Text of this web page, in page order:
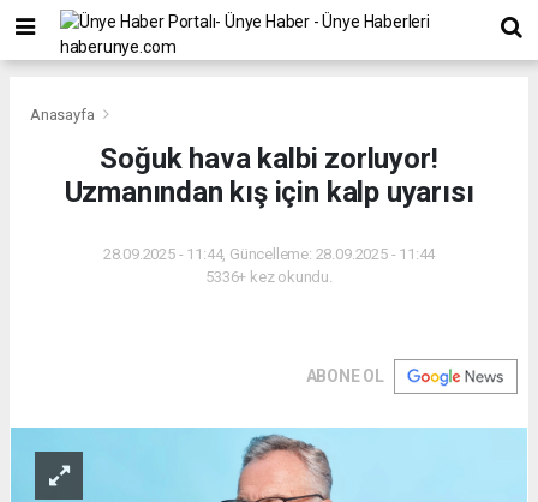
Anasayfa
Soğuk hava kalbi zorluyor!
Uzmanından kış için kalp uyarısı
28.09.2025 - 11:44, Güncelleme: 28.09.2025 - 11:44
5336+ kez okundu.
ABONE OL